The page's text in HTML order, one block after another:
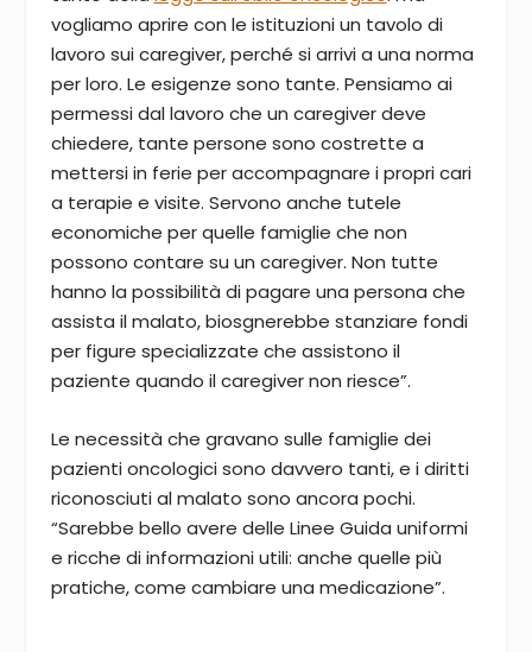
vogliamo aprire con le istituzioni un tavolo di
lavoro sui caregiver, perché si arrivi a una norma
per loro. Le esigenze sono tante. Pensiamo ai
permessi dal lavoro che un caregiver deve
chiedere, tante persone sono costrette a
mettersi in ferie per accompagnare i propri cari
a terapie e visite. Servono anche tutele
economiche per quelle famiglie che non
possono contare su un caregiver. Non tutte
hanno la possibilità di pagare una persona che
assista il malato, biosgnerebbe stanziare fondi
per figure specializzate che assistono il
paziente quando il caregiver non riesce”.
Le necessità che gravano sulle famiglie dei
pazienti oncologici sono davvero tanti, e i diritti
riconosciuti al malato sono ancora pochi.
“Sarebbe bello avere delle Linee Guida uniformi
e ricche di informazioni utili: anche quelle più
pratiche, come cambiare una medicazione”.